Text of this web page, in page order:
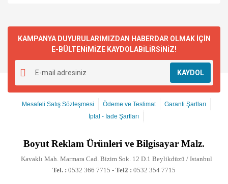
KAMPANYA DUYURULARIMIZDAN HABERDAR OLMAK İÇİN
E-BÜLTENİMİZE KAYDOLABİLİRSİNİZ!
KAYDOL
Mesafeli Satış Sözleşmesi Ödeme ve Teslimat
Garanti Şartları
İptal - İade Şartları
Boyut Reklam Ürünleri ve Bilgisayar Malz.
Kavaklı Mah. Marmara Cad. Bizim Sok. 12 D.1 Beylikdüzü / Istanbul
Tel. : 0532 366 7715 - Tel2 : 0532 354 7715